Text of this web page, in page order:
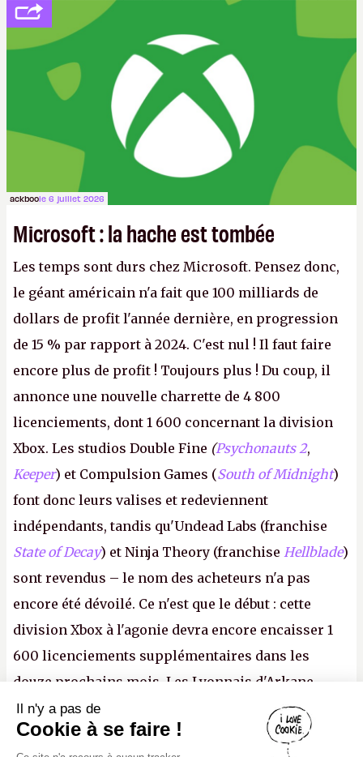
ackboole 6 juillet 2026
Microsoft : la hache est tombée
Les temps sont durs chez Microsoft. Pensez donc,
le géant américain n'a fait que 100 milliards de
dollars de profit l'année dernière, en progression
de 15 % par rapport à 2024. C'est nul ! Il faut faire
encore plus de profit ! Toujours plus ! Du coup, il
annonce une nouvelle charrette de 4 800
licenciements, dont 1 600 concernant la division
Xbox. Les studios Double Fine (Psychonauts 2,
Keeper) et Compulsion Games (South of Midnight)
font donc leurs valises et redeviennent
indépendants, tandis qu'Undead Labs (franchise
State of Decay) et Ninja Theory (franchise Hellblade)
sont revendus – le nom des acheteurs n'a pas
encore été dévoilé. Ce n'est que le début : cette
division Xbox à l'agonie devra encore encaisser 1
600 licenciements supplémentaires dans les
douze prochains mois. Les Lyonnais d'Arkane
(Dishonored, Deathloop
) pourraient faire partie des
prochaines victimes, puisque Microsoft a confirmé
Canard PC
Kiosque numérique
Il n'y a pas de
Cookie à se faire !